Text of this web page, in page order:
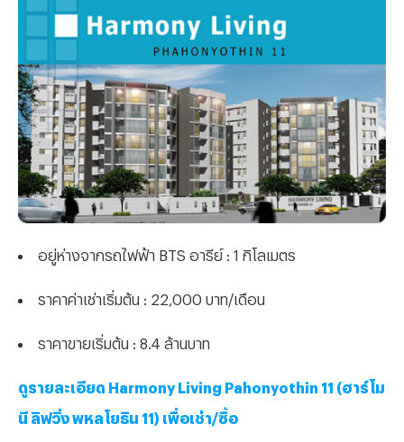
อยู่ห่างจากรถไฟฟ้า BTS อารีย์ : 1 กิโลเมตร
ราคาค่าเช่าเริ่มต้น : 22,000 บาท/เดือน
ราคาขายเริ่มต้น : 8.4 ล้านบาท
ดูรายละเอียด Harmony Living Pahonyothin 11 (ฮาร์โม
นี ลิฟวิ่ง พหลโยธิน 11) เพื่อเช่า/ซื้อ